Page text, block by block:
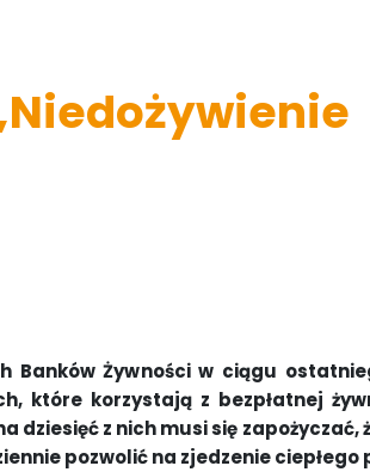
Banków Żywności w ciągu
które korzystają z bezpłatnej
z nich musi się zapożyczać,
pozwolić na zjedzenie ciepłego